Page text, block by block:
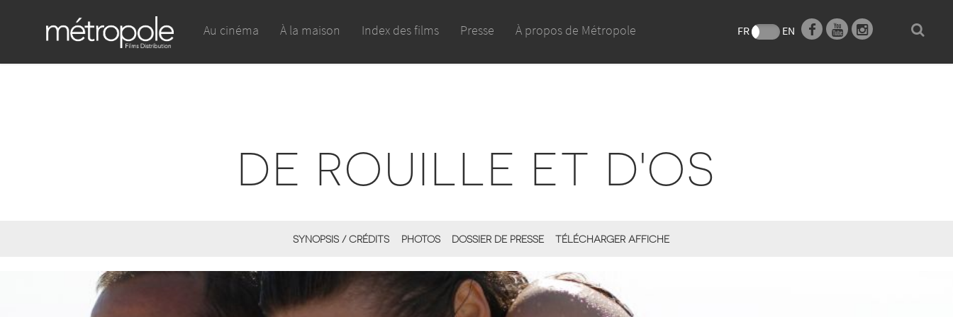
Au cinéma À la maison Index des films Presse À propos de Métropole FR EN
DE ROUILLE ET D'OS
SYNOPSIS / CRÉDITS PHOTOS DOSSIER DE PRESSE TÉLÉCHARGER AFFICHE